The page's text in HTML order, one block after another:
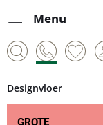
Menu
Designvloer
GROTE